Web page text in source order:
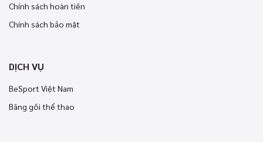
Chính sách hoàn tiền
Chính sách bảo mật
DỊCH VỤ
BeSport Việt Nam
Băng gối thể thao